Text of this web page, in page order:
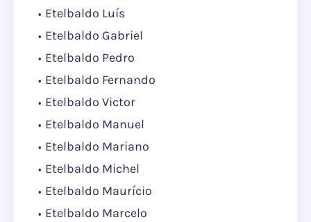
Etelbaldo Luís
Etelbaldo Gabriel
Etelbaldo Pedro
Etelbaldo Fernando
Etelbaldo Victor
Etelbaldo Manuel
Etelbaldo Mariano
Etelbaldo Michel
Etelbaldo Maurício
Etelbaldo Marcelo